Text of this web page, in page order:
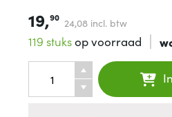
19,90 24,08 incl. btw
119 stuksop voorraad